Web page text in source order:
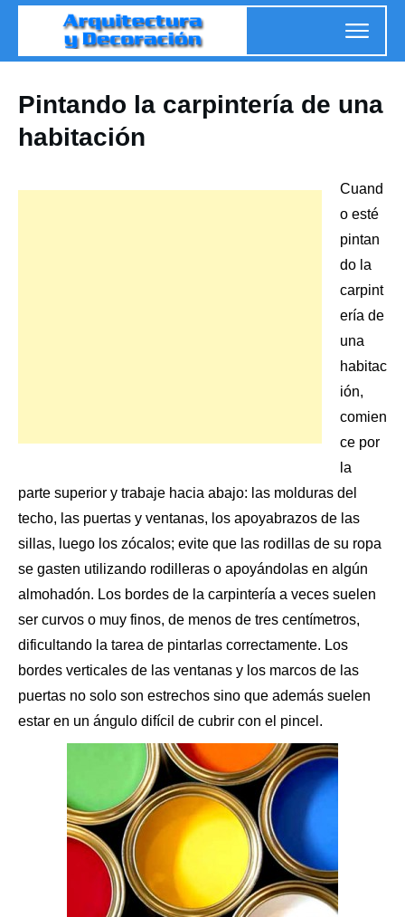
Pintando la carpintería de una
habitación
Cuand
o esté
pintan
do la
carpint
ería de
una
habitac
ión,
comien
ce por
la
parte superior y trabaje hacia abajo: las molduras del
techo, las puertas y ventanas, los apoyabrazos de las
sillas, luego los zócalos; evite que las rodillas de su ropa
se gasten utilizando rodilleras o apoyándolas en algún
almohadón. Los bordes de la carpintería a veces suelen
ser curvos o muy finos, de menos de tres centímetros,
dificultando la tarea de pintarlas correctamente. Los
bordes verticales de las ventanas y los marcos de las
puertas no solo son estrechos sino que además suelen
estar en un ángulo difícil de cubrir con el pincel.